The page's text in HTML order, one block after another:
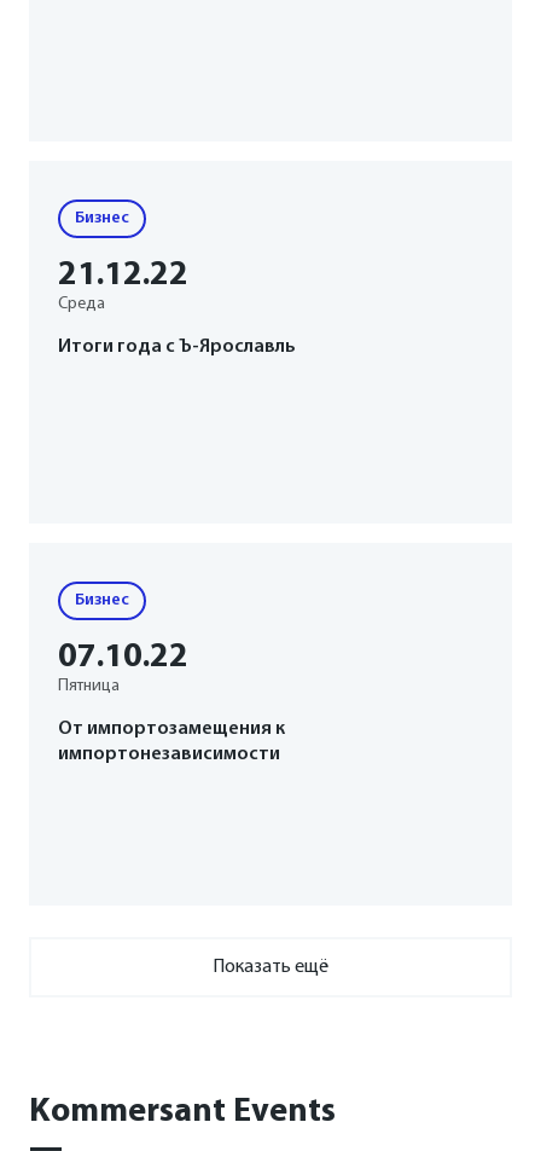
Бизнес
21.12.22
Среда
Итоги года с Ъ-Ярославль
Бизнес
07.10.22
Пятница
От импортозамещения к
импортонезависимости
Показать ещё
Kommersant Events